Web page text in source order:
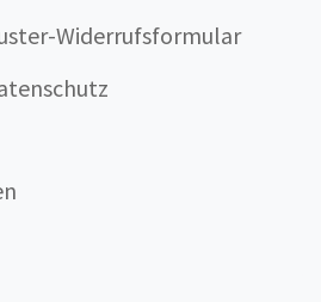
Widerrufsformular